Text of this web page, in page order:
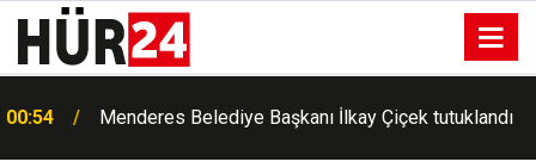
00:42 Erdemli'de Kur'an kursu öğrencileri piknikte buluştu